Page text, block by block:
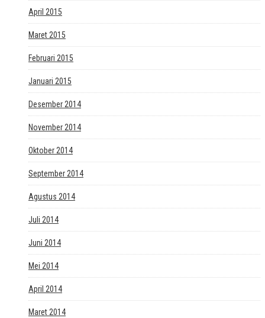
April 2015
Maret 2015
Februari 2015
Januari 2015
Desember 2014
November 2014
Oktober 2014
September 2014
Agustus 2014
Juli 2014
Juni 2014
Mei 2014
April 2014
Maret 2014